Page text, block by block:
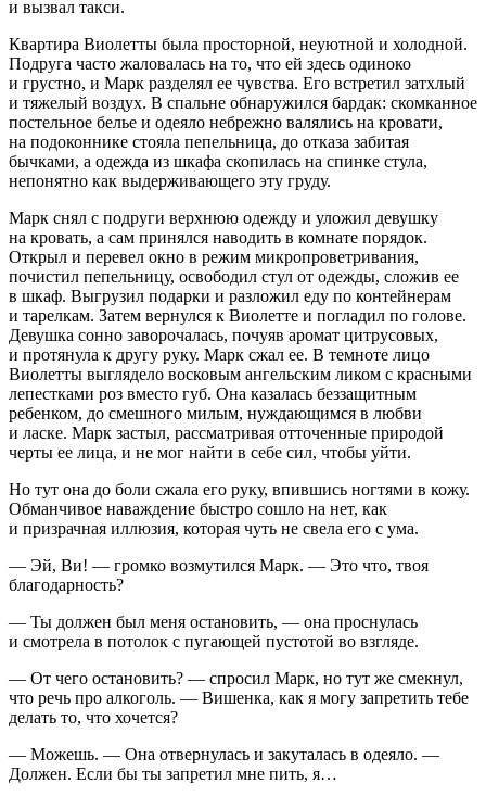
и вызвал такси.
Квартира Виолетты была просторной, неуютной и холодной.
Подруга часто жаловалась на то, что ей здесь одиноко
и грустно, и Марк разделял ее чувства. Его встретил затхлый
и тяжелый воздух. В спальне обнаружился бардак: скомканное
постельное белье и одеяло небрежно валялись на кровати,
на подоконнике стояла пепельница, до отказа забитая
бычками, а одежда из шкафа скопилась на спинке стула,
непонятно как выдерживающего эту груду.
Марк снял с подруги верхнюю одежду и уложил девушку
на кровать, а сам принялся наводить в комнате порядок.
Открыл и перевел окно в режим микропроветривания,
почистил пепельницу, освободил стул от одежды, сложив ее
в шкаф. Выгрузил подарки и разложил еду по контейнерам
и тарелкам. Затем вернулся к Виолетте и погладил по голове.
Девушка сонно заворочалась, почуяв аромат цитрусовых,
и протянула к другу руку. Марк сжал ее. В темноте лицо
Виолетты выглядело восковым ангельским ликом с красными
лепестками роз вместо губ. Она казалась беззащитным
ребенком, до смешного милым, нуждающимся в любви
и ласке. Марк застыл, рассматривая отточенные природой
черты ее лица, и не мог найти в себе сил, чтобы уйти.
Но тут она до боли сжала его руку, впившись ногтями в кожу.
Обманчивое наваждение быстро сошло на нет, как
и призрачная иллюзия, которая чуть не свела его с ума.
— Эй, Ви! — громко возмутился Марк. — Это что, твоя
благодарность?
— Ты должен был меня остановить, — она проснулась
и смотрела в потолок с пугающей пустотой во взгляде.
— От чего остановить? — спросил Марк, но тут же смекнул,
что речь про алкоголь. — Вишенка, как я могу запретить тебе
делать то, что хочется?
— Можешь. — Она отвернулась и закуталась в одеяло. —
Должен. Если бы ты запретил мне пить, я…